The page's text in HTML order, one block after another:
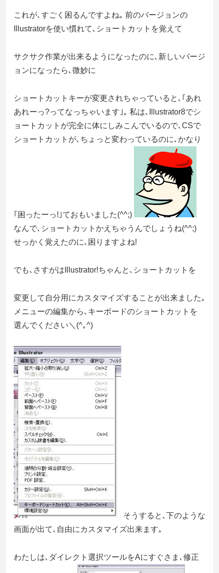
これが､すごく困るんですよね｡ 前のバージョンの
Illustratorを使い慣れて､ショートカットを覚えて
サクサク作業が出来るようになったのに､新しいバージ
ョンになったら､微妙に
ショートカットキーが変更されちゃっていると､｢あれ
あれーっ?ってなっちゃいます｣｡ 私は､Illustrator8でシ
ョートカットが完全に体にしみこんでいるので､CSで
ショートカットが､ちょっと変わっているのに､かなり
｢困ったーっ!｣ておもいました(^^;)
なんで､ショートカットかえちゃうんでしょうね(^^;)
せっかく覚えたのに､困りますよね!
でも､さすがはIllustrator!ちゃんと､ショートカットを
変更して自分用にカスタマイズすることが出来ました｡
メニューの編集から､キーボードのショートカットを
選んでください＼(^｡^)
そうすると､下のような
画面が出て､自由にカスタマイズ出来ます｡
わたしは､ダイレクト選択ツールをAにすぐさま､修正